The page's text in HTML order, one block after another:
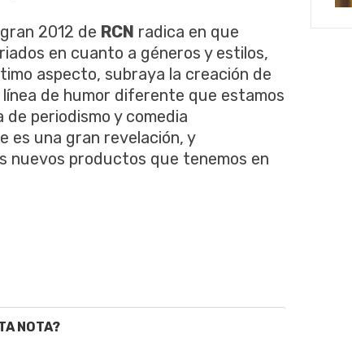
2012 de RCN radica en que
en cuanto a géneros y estilos,
aspecto, subraya la creación de
de humor diferente que estamos
de periodismo y comedia
es una gran revelación, y
nuevos productos que tenemos en
NOTA?